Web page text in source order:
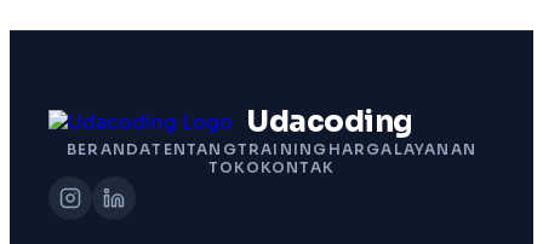
Udacoding
BERANDATENTANGTRAINING HARGA LAYANAN
TOKO KONTAK